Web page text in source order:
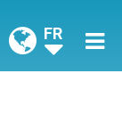
FR